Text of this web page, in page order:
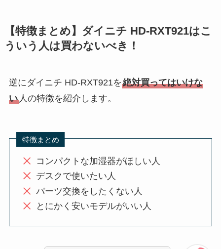
【特徴まとめ】ダイニチ HD-RXT921はこ
ういう人は買わないべき！
逆にダイニチ HD-RXT921を絶対買ってはいけな
い人の特徴を紹介します。
特徴まとめ
コンパクトな加湿器がほしい人
デスクで使いたい人
パーツ交換をしたくない人
とにかく安いモデルがいい人